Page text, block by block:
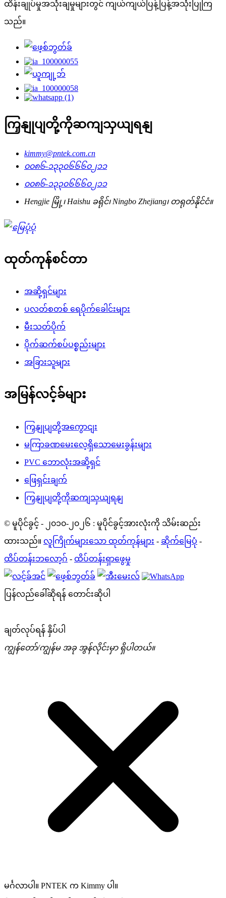
ထိန်းချုပ်မှုအသုံးချမှုများတွင် ကျယ်ကျယ်ပြန့်ပြန့်အသုံးပြုကြ
သည်။
ကြှနျုပျတို့ကိုဆကျသှယျရနျ
kimmy@pntek.com.cn
၀၀၈၆-၁၃၃၀၆၆၆၀၂၁၁
၀၀၈၆-၁၃၃၀၆၆၆၀၂၁၁
Hengjie မြို့၊ Haishu ခရိုင်၊ Ningbo Zhejiang၊ တရုတ်နိုင်ငံ။
ထုတ်ကုန်စင်တာ
အဆို့ရှင်များ
ပလတ်စတစ် ရေပိုက်ခေါင်းများ
မီးသတ်ပိုက်
ပိုက်ဆက်စပ်ပစ္စည်းများ
အခြားသူများ
အမြန်လင့်ခ်များ
ကြှနျုပျတို့အကွောငျး
မကြာခဏမေးလေ့ရှိသောမေးခွန်းများ
PVC ဘောလုံးအဆို့ရှင်
ဖြေရှင်းချက်
ကြှနျုပျတို့ကိုဆကျသှယျရနျ
© မူပိုင်ခွင့် - ၂၀၁၀-၂၀၂၆ : မူပိုင်ခွင့်အားလုံးကို သိမ်းဆည်း
ထားသည်။ လူကြိုက်များသော ထုတ်ကုန်များ - ဆိုက်မြေပုံ -
ထိပ်တန်းဘလော့ဂ် - ထိပ်တန်းရှာဖွေမှု
ပြန်လည်ခေါ်ဆိုရန် တောင်းဆိုပါ
ချတ်လုပ်ရန် နှိပ်ပါ
ကျွန်တော်/ကျွန်မ အခု အွန်လိုင်းမှာ ရှိပါတယ်။
မင်္ဂလာပါ။ PNTEK က Kimmy ပါ။